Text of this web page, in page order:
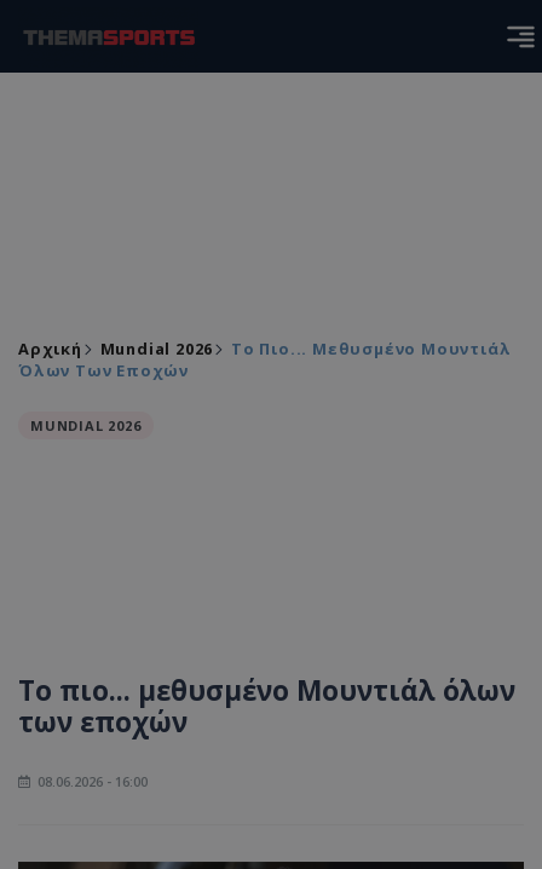
Αρχική Mundial 2026
Tο Πιο... Μεθυσμένο Μουντιάλ
Όλων Των Εποχών
MUNDIAL 2026
Tο πιο... μεθυσμένο Μουντιάλ όλων
των εποχών
08.06.2026 - 16:00